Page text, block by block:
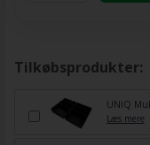
Tilkøbsprodukter:
UNIQ
Læs mere